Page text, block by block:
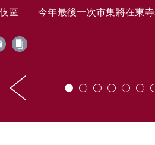
區 今年最後一次市集將在東